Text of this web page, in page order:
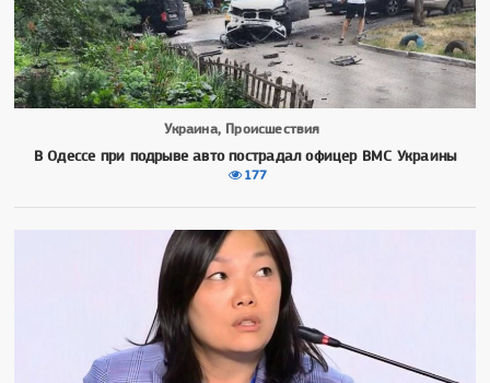
Украина, Происшествия
В Одессе при подрыве авто пострадал офицер ВМС Украины
177